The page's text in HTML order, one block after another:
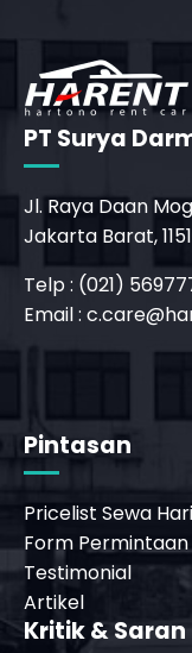
PT Surya
Jl. Raya Daan
Jakarta Barat,
Telp : (021)
Email :
Pintasan
Pricelist Sewa
Form Permintaan
Testimonial
Artikel
Kritik & Saran